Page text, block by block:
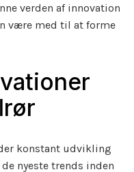
verden af innovation
være med til at forme
konstant udvikling
nyeste trends inden